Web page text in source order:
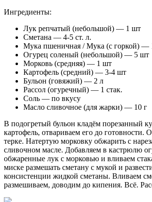
Ингредиенты:
Лук репчатый (небольшой) — 1 шт
Сметана — 4-5 ст. л.
Мука пшеничная / Мука (с горкой) —
Огурец соленый (небольшой) — 5 шт
Морковь (средняя) — 1 шт
Картофель (средний) — 3-4 шт
Бульон (говяжий) — 2 л
Рассол (огуречный) — 1 стак.
Соль — по вкусу
Масло сливочное (для жарки) — 10 г
В подогретый бульон кладём порезанный
картофель, отвариваем его до готовности.
терке. Натертую морковку обжарить с
сливочном масле. Добавляем в кастрюлю
обжаренные лук с морковью и вливаем
миске размешать сметану с мукой и
консистенции жидкой сметаны. Вливаем
размешиваем, доводим до кипения. Всё.